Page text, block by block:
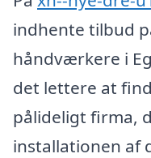
indhente tilbud
håndværkere i
det lettere at
pålideligt firma,
installationen af